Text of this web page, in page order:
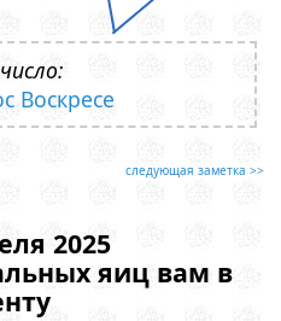
Воскресе
следующая заметка >>
2025
яиц вам в